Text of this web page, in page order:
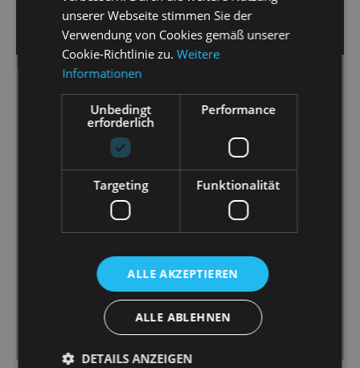
19. April 2025 | Nicole Czerwinka
DRESDNER NEUESTE NACHRICHTEN
Matthias Reichwald zeigt „Cabaret“ an der
Staatsoperette als zeitloses Gesellschaftsstück.
[...] Das Orchester der Staatsoperette Dresden [...]
wird unter der Leitung von Peter Christian Feigel zum
wahren Star des Abends. [...] Vermeulen vermag es,
ihre Sally mit Temperament und Verletzlichkeit
Premiere [...] Marcus Günzel, hat als Conférencier die
volle Aufmerksamkeit bei sich. Er ist Showman,
Paradiesvogel, mitreißender Unterhalter, einer, dem
man die Rampensau vom ersten bis zum letzten
Moment abnimmt. [...]
unserer Webseite stimmen Sie der
Verwendung von Cookies gemäß unserer
Cookie-Richtlinie zu.Weitere
Informationen
Unbedingt
erforderlich
Performance
Targeting Funktionalität
ALLE AKZEPTIEREN
ALLE ABLEHNEN
DETAILS ANZEIGEN